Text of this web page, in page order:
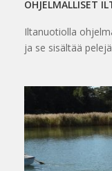
OHJELMALLISET
Iltanuotiolla
ja se sisältää